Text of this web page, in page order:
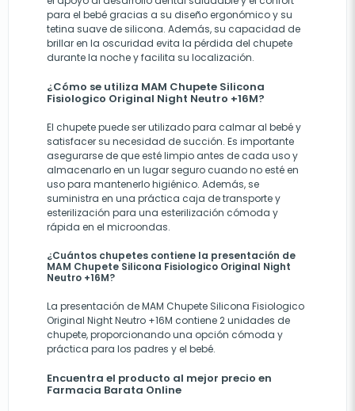
para el bebé gracias a su diseño ergonómico y su
tetina suave de silicona. Además, su capacidad de
brillar en la oscuridad evita la pérdida del chupete
durante la noche y facilita su localización.
¿Cómo se utiliza MAM Chupete Silicona
Fisiologico Original Night Neutro +16M?
El chupete puede ser utilizado para calmar al bebé y
satisfacer su necesidad de succión. Es importante
asegurarse de que esté limpio antes de cada uso y
almacenarlo en un lugar seguro cuando no esté en
uso para mantenerlo higiénico. Además, se
suministra en una práctica caja de transporte y
esterilización para una esterilización cómoda y
rápida en el microondas.
¿Cuántos chupetes contiene la presentación de
MAM Chupete Silicona Fisiologico Original Night
Neutro +16M?
La presentación de MAM Chupete Silicona Fisiologico
Original Night Neutro +16M contiene 2 unidades de
chupete, proporcionando una opción cómoda y
práctica para los padres y el bebé.
Encuentra el producto al mejor precio en
Farmacia Barata Online